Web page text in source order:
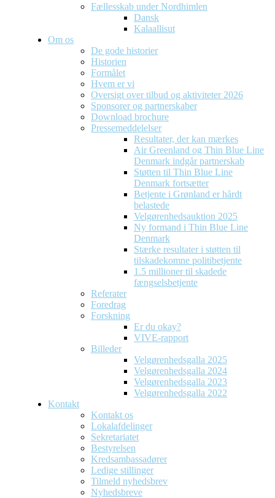
Fællesskab under Nordhimlen
Dansk
Kalaallisut
Om os
De gode historier
Historien
Formålet
Hvem er vi
Oversigt over tilbud og aktiviteter 2026
Sponsorer og partnerskaber
Download brochure
Pressemeddelelser
Resultater, der kan mærkes
Air Greenland og Thin Blue Line
Denmark indgår partnerskab
Støtten til Thin Blue Line
Denmark fortsætter
Betjente i Grønland er hårdt
belastede
Velgørenhedsauktion 2025
Ny formand i Thin Blue Line
Denmark
Stærke resultater i støtten til
tilskadekomne politibetjente
1.5 millioner til skadede
fængselsbetjente
Referater
Foredrag
Forskning
Er du okay?
VIVE-rapport
Billeder
Velgørenhedsgalla 2025
Velgørenhedsgalla 2024
Velgørenhedsgalla 2023
Velgørenhedsgalla 2022
Kontakt
Kontakt os
Lokalafdelinger
Sekretariatet
Bestyrelsen
Kredsambassadører
Ledige stillinger
Tilmeld nyhedsbrev
Nyhedsbreve